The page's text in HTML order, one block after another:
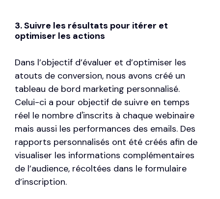
3. Suivre les résultats pour itérer et
optimiser les actions
Dans l’objectif d’évaluer et d’optimiser les
atouts de conversion, nous avons créé un
tableau de bord marketing personnalisé.
Celui-ci a pour objectif de suivre en temps
réel le nombre d'inscrits à chaque webinaire
mais aussi les performances des emails. Des
rapports personnalisés ont été créés afin de
visualiser les informations complémentaires
de l’audience, récoltées dans le formulaire
d’inscription.